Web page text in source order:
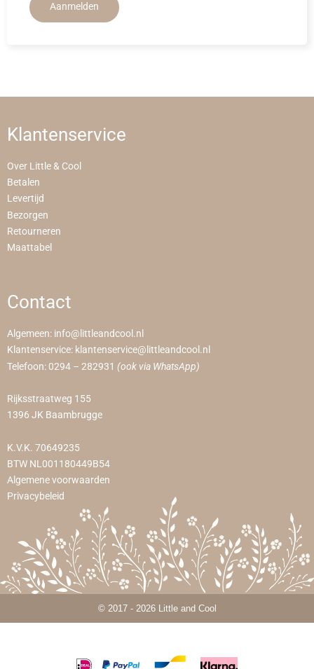
Aanmelden
Klantenservice
Over Little & Cool
Betalen
Levertijd
Bezorgen
Retourneren
Maattabel
Contact
Algemeen: info@littleandcool.nl
Klantenservice: klantenservice@littleandcool.nl
Telefoon: 0294 – 282931 (ook via WhatsApp)
Rijksstraatweg 155
1396 JK Baambrugge
K.V.K. 70649235
BTW NL001180449B54
Algemene voorwaarden
Privacybeleid
© 2017 - 2026 Little and Cool